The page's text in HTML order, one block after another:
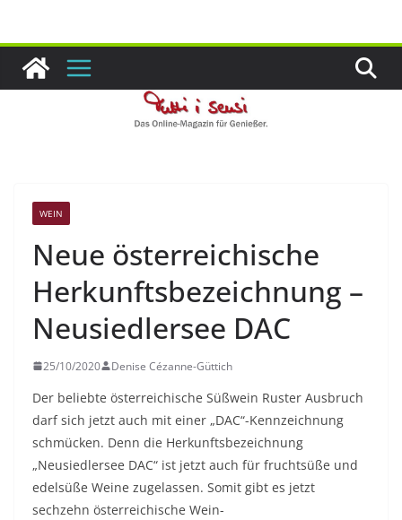
springen
WEIN
Neue österreichische
Herkunftsbezeichnung –
Neusiedlersee DAC
25/10/2020 Denise Cézanne-Güttich
Der beliebte österreichische Süßwein Ruster Ausbruch
darf sich jetzt auch mit einer „DAC“-Kennzeichnung
schmücken. Denn die Herkunftsbezeichnung
„Neusiedlersee DAC“ ist jetzt auch für fruchtsüße und
edelsüße Weine zugelassen. Somit gibt es jetzt
sechzehn österreichische Wein-